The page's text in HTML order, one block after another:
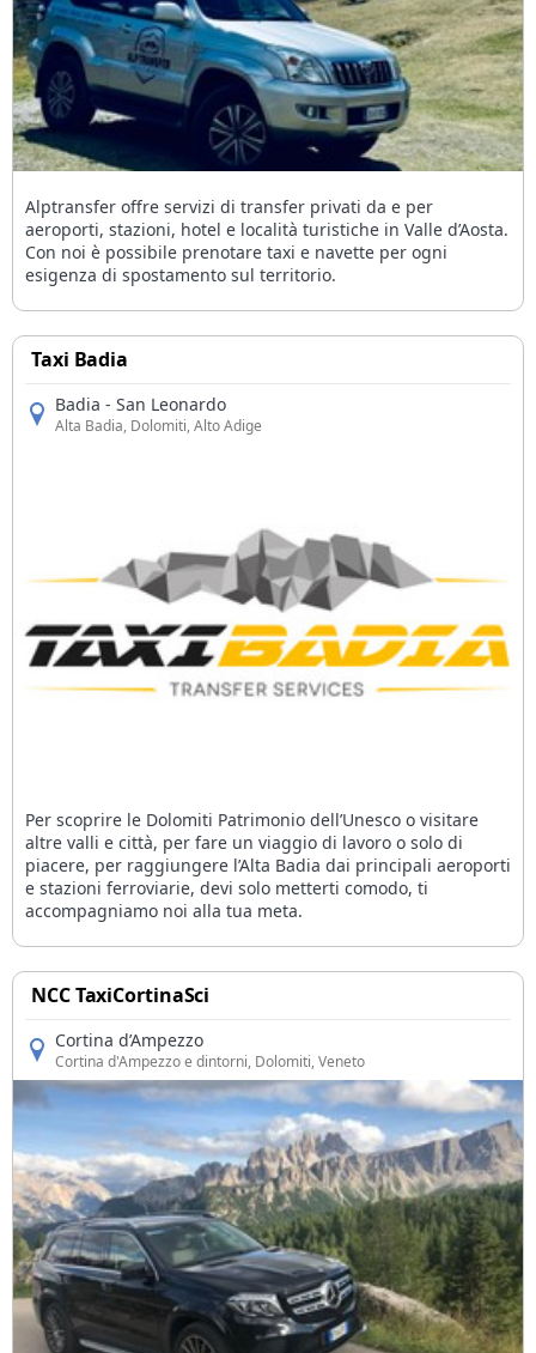
Alptransfer offre servizi di transfer privati da e per
aeroporti, stazioni, hotel e località turistiche in Valle d’Aosta.
Con noi è possibile prenotare taxi e navette per ogni
esigenza di spostamento sul territorio.
Taxi Badia
Badia - San Leonardo
Alta Badia, Dolomiti, Alto Adige
Per scoprire le Dolomiti Patrimonio dell’Unesco o visitare
altre valli e città, per fare un viaggio di lavoro o solo di
piacere, per raggiungere l’Alta Badia dai principali aeroporti
e stazioni ferroviarie, devi solo metterti comodo, ti
accompagniamo noi alla tua meta.
NCC TaxiCortinaSci
Cortina d’Ampezzo
Cortina d'Ampezzo e dintorni, Dolomiti, Veneto